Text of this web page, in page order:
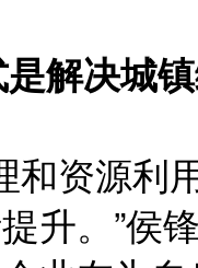
解决城
资源利
升。”侯